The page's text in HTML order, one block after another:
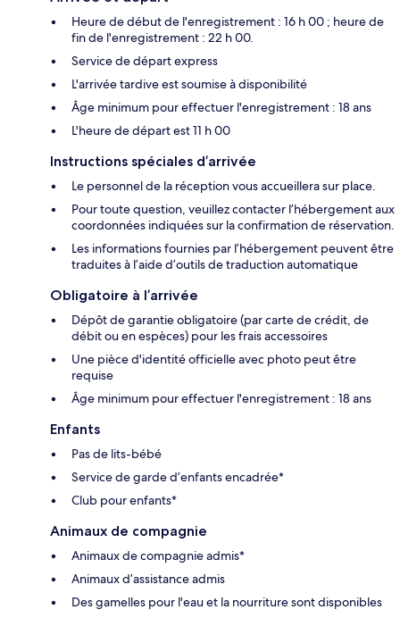
Heure de début de l'enregistrement : 16 h 00 ; heure de
fin de l'enregistrement : 22 h 00.
Service de départ express
L'arrivée tardive est soumise à disponibilité
Âge minimum pour effectuer l'enregistrement : 18 ans
L'heure de départ est 11 h 00
Instructions spéciales d’arrivée
Le personnel de la réception vous accueillera sur place.
Pour toute question, veuillez contacter l’hébergement aux
coordonnées indiquées sur la confirmation de réservation.
Les informations fournies par l’hébergement peuvent être
traduites à l’aide d’outils de traduction automatique
Obligatoire à l’arrivée
Dépôt de garantie obligatoire (par carte de crédit, de
débit ou en espèces) pour les frais accessoires
Une pièce d'identité officielle avec photo peut être
requise
Âge minimum pour effectuer l'enregistrement : 18 ans
Enfants
Pas de lits-bébé
Service de garde d’enfants encadrée*
Club pour enfants*
Animaux de compagnie
Animaux de compagnie admis*
Animaux d’assistance admis
Des gamelles pour l'eau et la nourriture sont disponibles